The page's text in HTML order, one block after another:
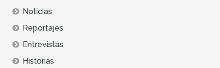
Noticias
Reportajes
Entrevistas
Historias